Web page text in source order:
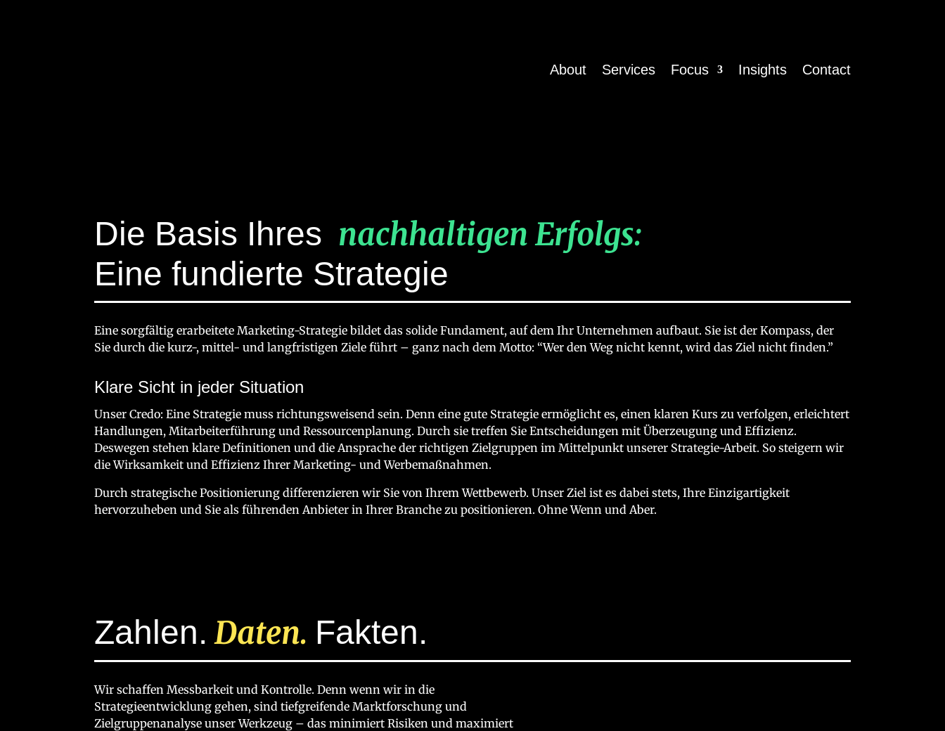
About Services Focus Insights Contact
Die Basis Ihres nachhaltigen Erfolgs:
Eine fundierte Strategie
Eine sorgfältig erarbeitete Marketing-Strategie bildet das solide Fundament, auf dem Ihr Unternehmen aufbaut. Sie ist der Kompass, der
Sie durch die kurz-, mittel- und langfristigen Ziele führt – ganz nach dem Motto: “Wer den Weg nicht kennt, wird das Ziel nicht finden.”
Klare Sicht in jeder Situation
Unser Credo: Eine Strategie muss richtungsweisend sein. Denn eine gute Strategie ermöglicht es, einen klaren Kurs zu verfolgen, erleichtert
Handlungen, Mitarbeiterführung und Ressourcenplanung. Durch sie treffen Sie Entscheidungen mit Überzeugung und Effizienz.
Deswegen stehen klare Definitionen und die Ansprache der richtigen Zielgruppen im Mittelpunkt unserer Strategie-Arbeit. So steigern wir
die Wirksamkeit und Effizienz Ihrer Marketing- und Werbemaßnahmen.
Durch strategische Positionierung differenzieren wir Sie von Ihrem Wettbewerb. Unser Ziel ist es dabei stets, Ihre Einzigartigkeit
hervorzuheben und Sie als führenden Anbieter in Ihrer Branche zu positionieren. Ohne Wenn und Aber.
Zahlen. Daten. Fakten.
Wir schaffen Messbarkeit und Kontrolle. Denn wenn wir in die
Strategieentwicklung gehen, sind tiefgreifende Marktforschung und
Zielgruppenanalyse unser Werkzeug – das minimiert Risiken und maximiert